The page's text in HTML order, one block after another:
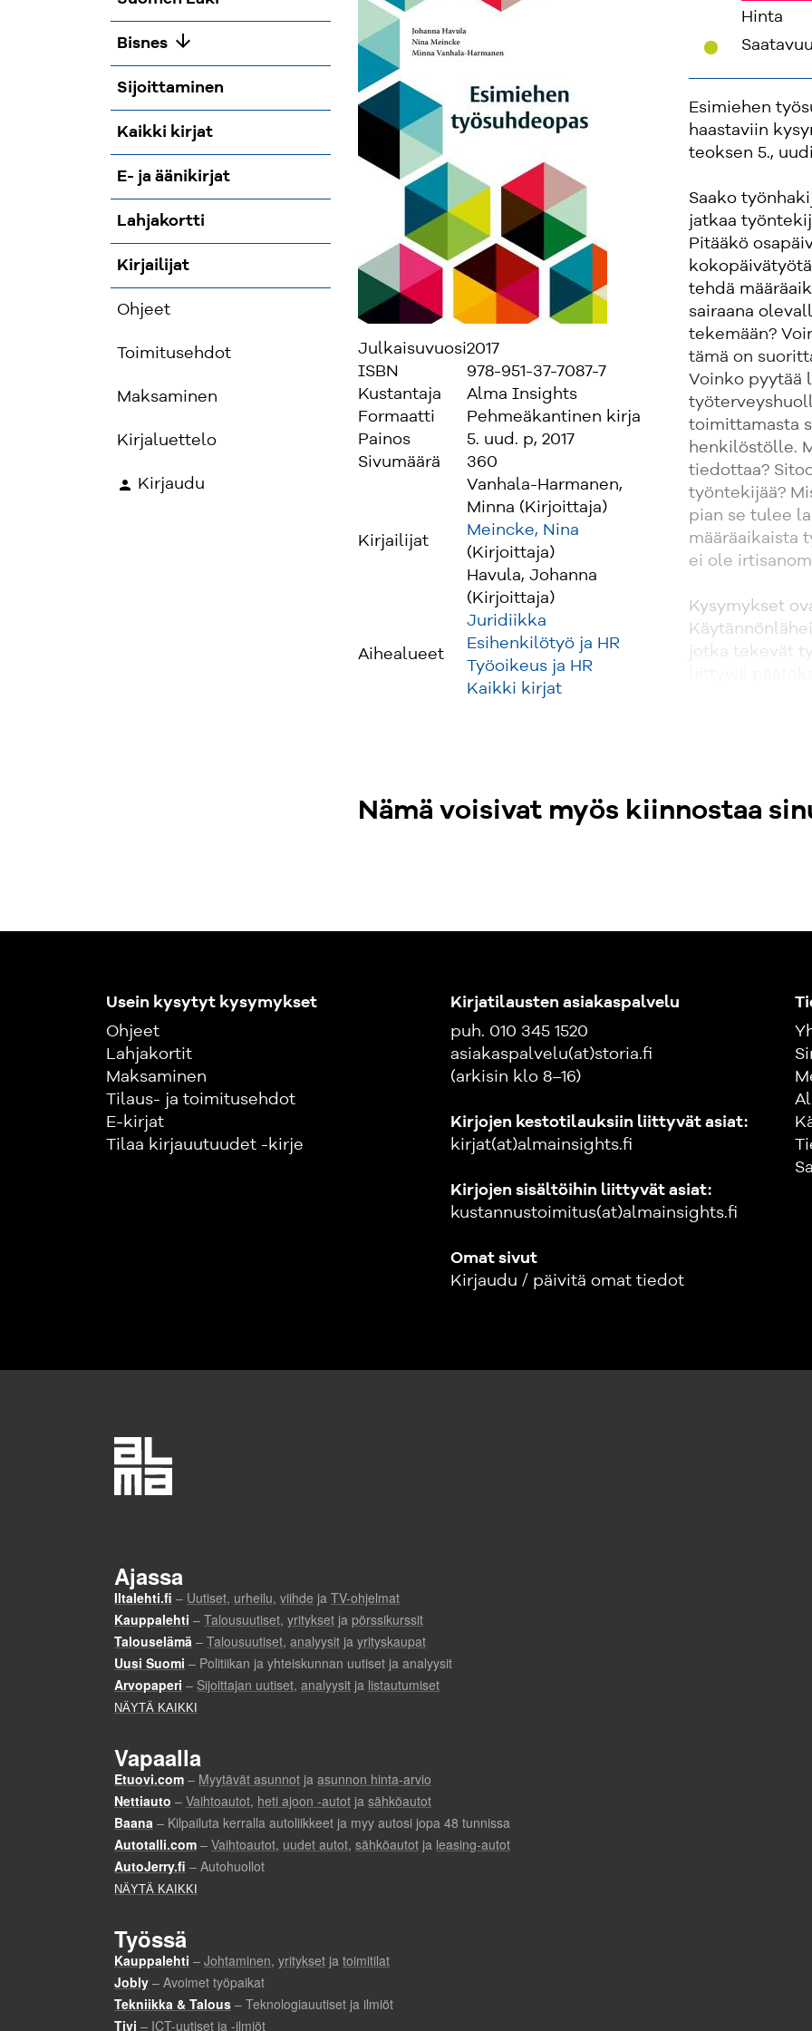
Bisnes arrow_downward
Sijoittaminen
Kaikki kirjat
E- ja äänikirjat
Lahjakortti
Kirjailijat
Ohjeet
Toimitusehdot
Maksaminen
Kirjaluettelo
Kirjaudu
Julkaisuvuosi2017
ISBN
978-951-37-7087-7
Kustantaja
Alma Insights
Formaatti
Pehmeäkantinen kirja
Painos
5. uud. p, 2017
Sivumäärä
360
Kirjailijat
Vanhala-Harmanen,
Minna (Kirjoittaja)
Meincke, Nina
(Kirjoittaja)
Havula, Johanna
(Kirjoittaja)
Aihealueet
Juridiikka
Esihenkilötyö ja HR
Työoikeus ja HR
Kaikki kirjat
Hinta
Esimiehen
haastaviin
teoksen 5.,
Saako
jatkaa
Pitääkö
tehdä
sairaana
tekemään?
tämä on
Voinko pyytää
toimittamasta
henkilöstölle.
tiedottaa?
työntekijää?
pian se tulee
määräaikaista
ei ole
Kysymykset
jotka tekevät
välisestä tasa-
työelämässä,
Varatuomari
Yhtiöt Oy:n
Meincke
työskennelleet
Nämä voisivat myös kiinnostaa
Usein kysytyt kysymykset
Ohjeet
Lahjakortit
Maksaminen
Tilaus- ja toimitusehdot
E-kirjat
Tilaa kirjauutuudet -kirje
Kirjatilausten asiakaspalvelu
puh. 010 345 1520
asiakaspalvelu(at)storia.fi
(arkisin klo 8–16)
Kirjojen kestotilauksiin liittyvät asiat:
kirjat(at)almainsights.fi
Kirjojen sisältöihin liittyvät asiat:
kustannustoimitus(at)almainsights.fi
Omat sivut
Kirjaudu / päivitä omat tiedot